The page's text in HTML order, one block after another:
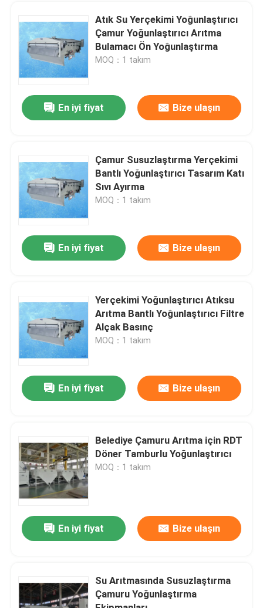
Ürünler
videolar
Hakkımızda
Kalite kontrol
Bize Ulaşın
Haberler
Bir teklif isteği
Atık Su Yerçekimi Yoğunlaştırıcı
Çamur Yoğunlaştırıcı Arıtma
Bulamacı Ön Yoğunlaştırma
MOQ：1 takım
En iyi fiyat Bize ulaşın
Çamur Susuzlaştırma Yerçekimi
Bantlı Yoğunlaştırıcı Tasarım Katı
Sıvı Ayırma
MOQ：1 takım
En iyi fiyat Bize ulaşın
Yerçekimi Yoğunlaştırıcı Atıksu
Arıtma Bantlı Yoğunlaştırıcı Filtre
Alçak Basınç
MOQ：1 takım
En iyi fiyat Bize ulaşın
Belediye Çamuru Arıtma için RDT
Döner Tamburlu Yoğunlaştırıcı
MOQ：1 takım
En iyi fiyat Bize ulaşın
Su Arıtmasında Susuzlaştırma
Çamuru Yoğunlaştırma